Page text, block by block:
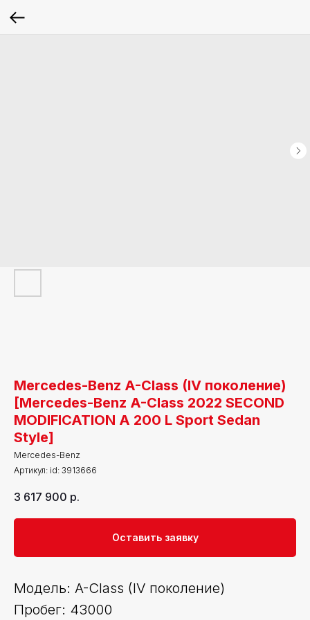
Mercedes-Benz A-Class (IV поколение)
[Mercedes-Benz A-Class 2022 SECOND
MODIFICATION A 200 L Sport Sedan
Style]
Mercedes-Benz
Артикул: id: 3913666
3 617 900 р.
Оставить заявку
Модель: A-Class (IV поколение)
Пробег: 43000